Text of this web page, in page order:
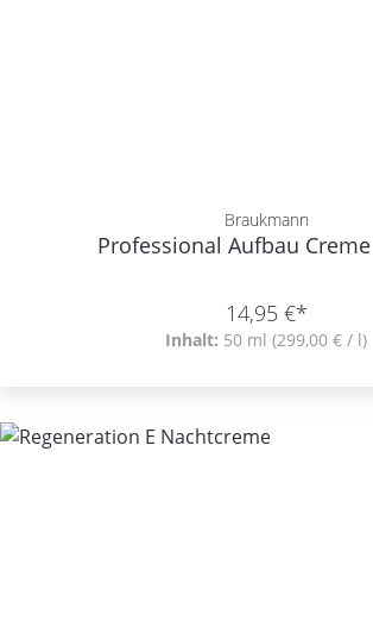
Braukmann
Professional Aufbau
14,95 €*
Inhalt: 50 ml (299,00 € / l)